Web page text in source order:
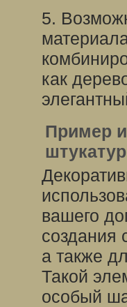
5.
как
Пример
вашего
создания
а также
Такой
особый